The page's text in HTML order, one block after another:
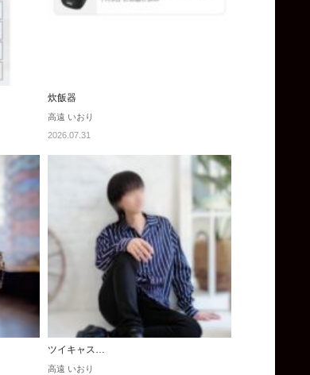
炊飯器
高遠 いおり
2026.07.31
ツイキャス…
高遠 いおり